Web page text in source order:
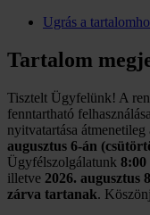
Ugrás a
Tartalom
Tisztelt Ügyfelünk! A
fenntartható
nyitvatartása
augusztus 6-án
Ügyfélszolgálatunk 8:00
illetve 2026. augusztus
zárva tartanak.